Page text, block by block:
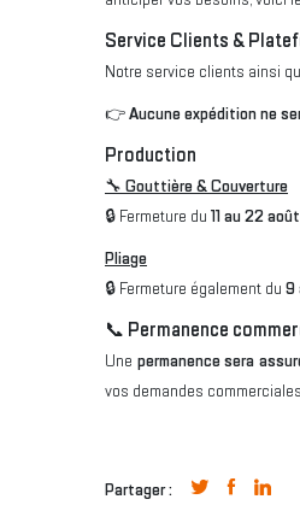
Service Clients &
Notre service clients ainsi
👉Aucune expédition ne
Production
🔧 Gouttière & Couverture
🔒 Fermeture du 11 au 22
Pliage
🔒 Fermeture également du 9
📞 Permanence
Une permanence sera
vos demandes
Partager :